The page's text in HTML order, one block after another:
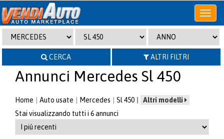
Apri
o
chiudi
menu
CERCA
ALTRI FILTRI
Annunci Mercedes Sl 450
Home Auto usate Mercedes Sl 450
Altri modelli
Stai visualizzando tutti i 6 annunci